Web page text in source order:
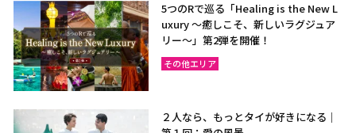
5つのRで巡る「Healing is the New L
uxury ～癒しこそ、新しいラグジュア
リー〜」第2弾を開催！
その他エリア
２人なら、もっとタイが好きになる｜